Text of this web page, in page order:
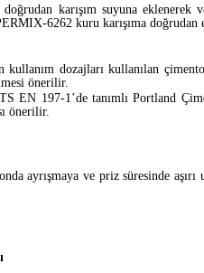
karışım suyuna eklenerek
6262 kuru karışıma doğrudan
kullanım dozajları kullanılan
önerilir.
EN 197-1’de tanımlı Portland
yapılması
ayrışmaya ve priz süresinde